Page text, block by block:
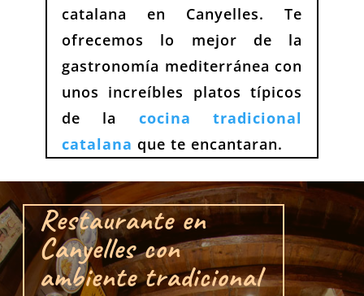
catalana en Canyelles. Te
ofrecemos lo mejor de la
gastronomía mediterránea con
unos increíbles platos típicos
de la cocina tradicional
catalana que te encantaran.
Restaurante en
Canyelles con
ambiente tradicional